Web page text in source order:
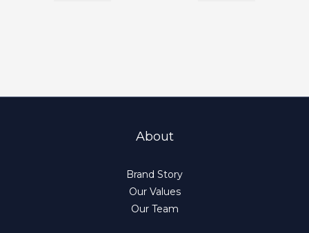
About
Brand Story
Our Values
Our Team